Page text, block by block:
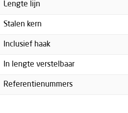
Lengte lijn
Stalen kern
Inclusief haak
In lengte verstelbaar
Referentienummers